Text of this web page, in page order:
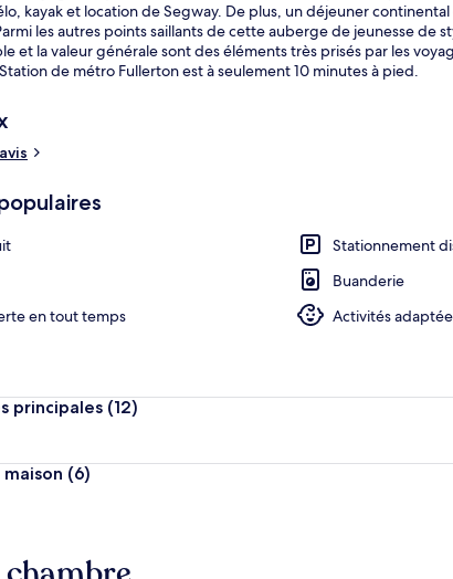
kayak et location de Segway. De plus, un déjeuner
les autres points saillants de cette auberge de jeunesse de
et la valeur générale sont des éléments très prisés par les
de métro Fullerton est à seulement 10 minutes à pied.
Stationnement
Buanderie
en tout temps
Activités
principales (12)
(6)